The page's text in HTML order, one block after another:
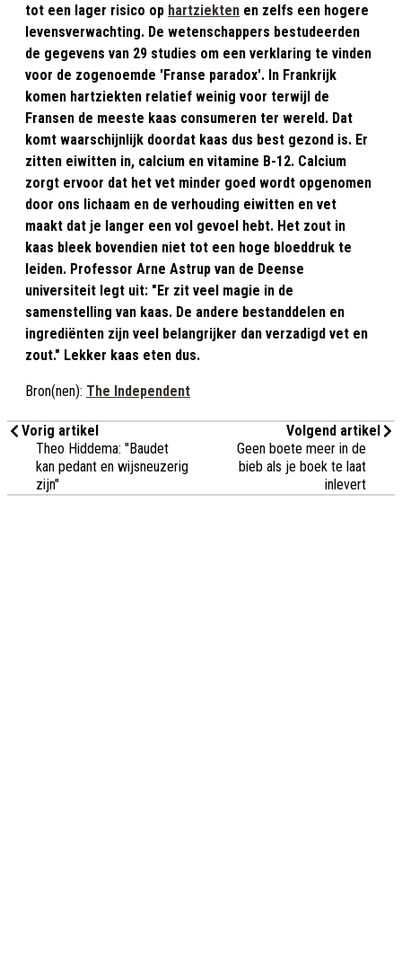
tot een lager risico op hartziekten en zelfs een hogere
levensverwachting. De wetenschappers bestudeerden
de gegevens van 29 studies om een verklaring te vinden
voor de zogenoemde 'Franse paradox'. In Frankrijk
komen hartziekten relatief weinig voor terwijl de
Fransen de meeste kaas consumeren ter wereld. Dat
komt waarschijnlijk doordat kaas dus best gezond is. Er
zitten eiwitten in, calcium en vitamine B-12. Calcium
zorgt ervoor dat het vet minder goed wordt opgenomen
door ons lichaam en de verhouding eiwitten en vet
maakt dat je langer een vol gevoel hebt. Het zout in
kaas bleek bovendien niet tot een hoge bloeddruk te
leiden. Professor Arne Astrup van de Deense
universiteit legt uit: "Er zit veel magie in de
samenstelling van kaas. De andere bestanddelen en
ingrediënten zijn veel belangrijker dan verzadigd vet en
zout." Lekker kaas eten dus.
Bron(nen): The Independent
Vorig artikel
Theo Hiddema: "Baudet
kan pedant en wijsneuzerig
zijn"
Volgend artikel
Geen boete meer in de
bieb als je boek te laat
inlevert